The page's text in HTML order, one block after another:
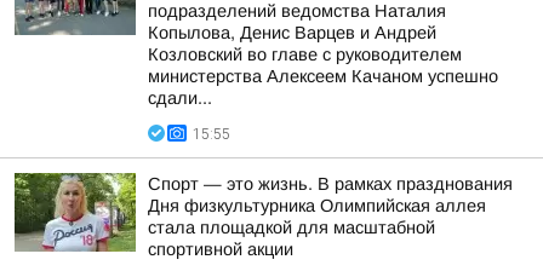
подразделений ведомства Наталия
Копылова, Денис Варцев и Андрей
Козловский во главе с руководителем
министерства Алексеем Качаном успешно
сдали...
15:55
Спорт — это жизнь. В рамках празднования
Дня физкультурника Олимпийская аллея
стала площадкой для масштабной
спортивной акции